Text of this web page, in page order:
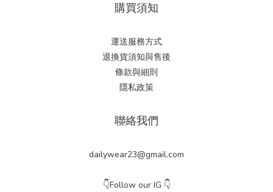
購買須知
運送服務方式
退換貨須知與售後
條款與細則
隱私政策
聯絡我們
dailywear23@gmail.com
👇Follow our IG 👇